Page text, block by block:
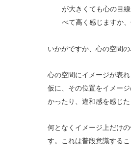
が大きくても心の目
べて高く感じますか
いかがですか、心の空間
心の空間にイメージが表
仮に、その位置をイメー
かったり、違和感を感じ
何となくイメージ上だけ
す。これは普段意識する